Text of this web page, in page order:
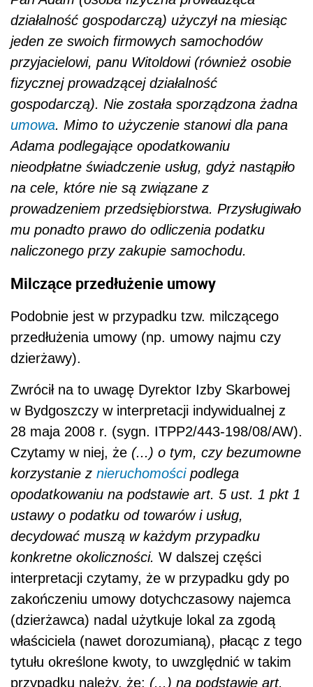
działalność gospodarczą) użyczył na miesiąc
jeden ze swoich firmowych samochodów
przyjacielowi, panu Witoldowi (również osobie
fizycznej prowadzącej działalność
gospodarczą). Nie została sporządzona żadna
umowa. Mimo to użyczenie stanowi dla pana
Adama podlegające opodatkowaniu
nieodpłatne świadczenie usług, gdyż nastąpiło
na cele, które nie są związane z
prowadzeniem przedsiębiorstwa. Przysługiwało
mu ponadto prawo do odliczenia podatku
naliczonego przy zakupie samochodu.
Milczące przedłużenie umowy
Podobnie jest w przypadku tzw. milczącego
przedłużenia umowy (np. umowy najmu czy
dzierżawy).
Zwrócił na to uwagę Dyrektor Izby Skarbowej
w Bydgoszczy w interpretacji indywidualnej z
28 maja 2008 r. (sygn. ITPP2/443-198/08/AW).
Czytamy w niej, że (...) o tym, czy bezumowne
korzystanie z nieruchomościpodlega
opodatkowaniu na podstawie art. 5 ust. 1 pkt 1
ustawy o podatku od towarów i usług,
decydować muszą w każdym przypadku
konkretne okoliczności. W dalszej części
interpretacji czytamy, że w przypadku gdy po
zakończeniu umowy dotychczasowy najemca
(dzierżawca) nadal użytkuje lokal za zgodą
właściciela (nawet dorozumianą), płacąc z tego
tytułu określone kwoty, to uwzględnić w takim
przypadku należy, że: (...) na podstawie art.